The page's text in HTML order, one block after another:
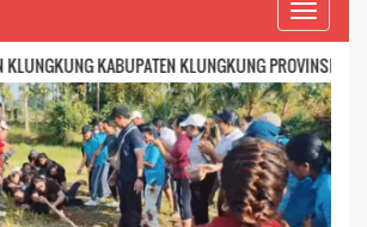
Toggle
KABUPATEN KLUNGKUNG PROVINSI BALI